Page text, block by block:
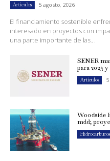
Artículos 5 agosto, 2026
El financiamiento sostenible
interesado en proyectos con
una parte importante de las...
SENER
para 2025 y
Artículos
Woodside
mdd;
Hidrocarburos